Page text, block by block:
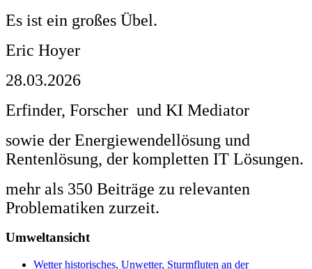
Es ist ein großes Übel.
Eric Hoyer
28.03.2026
Erfinder, Forscher und KI Mediator
sowie der Energiewendellösung und
Rentenlösung, der kompletten IT Lösungen.
mehr als 350 Beiträge zu relevanten
Problematiken zurzeit.
Umweltansicht
Wetter historisches, Unwetter, Sturmfluten an der